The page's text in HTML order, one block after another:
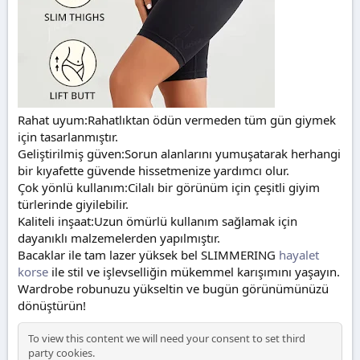
Rahat uyum:Rahatlıktan ödün vermeden tüm gün giymek
için tasarlanmıştır.
Geliştirilmiş güven:Sorun alanlarını yumuşatarak herhangi
bir kıyafette güvende hissetmenize yardımcı olur.
Çok yönlü kullanım:Cilalı bir görünüm için çeşitli giyim
türlerinde giyilebilir.
Kaliteli inşaat:Uzun ömürlü kullanım sağlamak için
dayanıklı malzemelerden yapılmıştır.
Bacaklar ile tam lazer yüksek bel SLIMMERING hayalet
korse ile stil ve işlevselliğin mükemmel karışımını yaşayın.
Wardrobe robunuzu yükseltin ve bugün görünümünüzü
dönüştürün!
To view this content we will need your consent to set third
party cookies.